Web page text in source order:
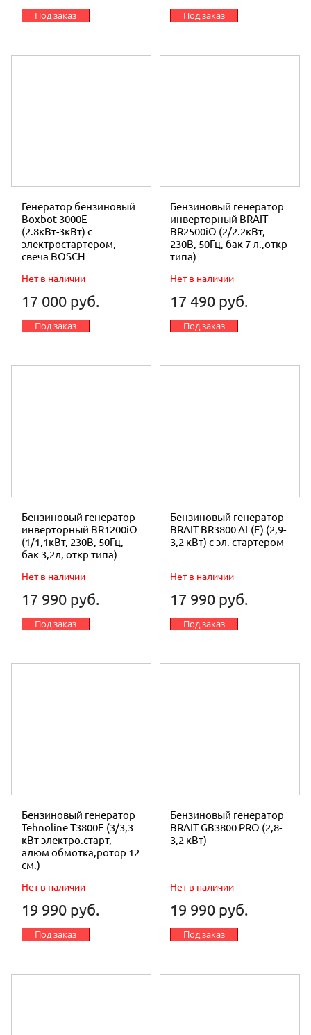
Под заказ Под заказ
Генератор бензиновый
Boxbot 3000E
(2.8кВт-3кВт) с
электростартером,
свеча BOSCH
Нет в наличии
17 000 руб.
Под заказ
Бензиновый генератор
инверторный BRAIT
BR2500iO (2/2.2кВт,
230В, 50Гц, бак 7 л.,откр
типа)
Нет в наличии
17 490 руб.
Под заказ
Бензиновый генератор
инверторный BR1200iO
(1/1,1кВт, 230В, 50Гц,
бак 3,2л, откр типа)
Нет в наличии
17 990 руб.
Под заказ
Бензиновый генератор
BRAIT BR3800 AL(E) (2,9-
3,2 кВт) с эл. cтартером
Нет в наличии
17 990 руб.
Под заказ
Бензиновый генератор
Tehnoline T3800Е (3/3,3
кВт электро.старт,
алюм обмотка,ротор 12
см.)
Нет в наличии
19 990 руб.
Под заказ
Бензиновый генератор
BRAIT GB3800 PRO (2,8-
3,2 кВт)
Нет в наличии
19 990 руб.
Под заказ